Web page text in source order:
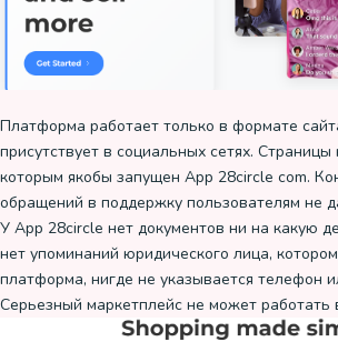
Платформа работает только в формате
присутствует в социальных сетях.
которым якобы запущен App 28circle com.
обращений в поддержку пользователям не
У App 28circle нет документов ни на какую
нет упоминаний юридического лица,
платформа, нигде не указывается телефон
Серьезный маркетплейс не может работать